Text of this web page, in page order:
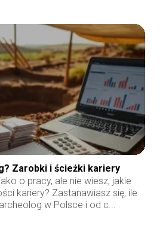
Zarobki i ścieżki kariery
o pracy, ale nie wiesz, jakie
kariery? Zastanawiasz się, ile
w Polsce i od c...